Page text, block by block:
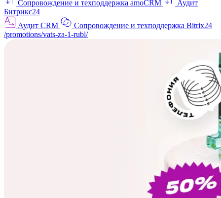
Сопровождение и техподдержка amoCRM
Аудит
Битрикс24
Аудит CRM
Сопровождение и техподдержка Bitrix24
/promotions/vats-za-1-rubl/